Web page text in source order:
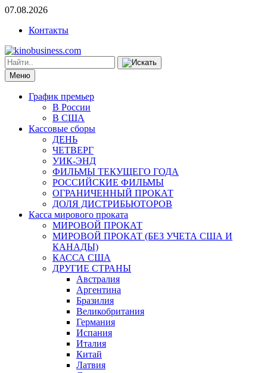
07.08.2026
Контакты
Меню
График премьер
В России
В США
Кассовые сборы
ДЕНЬ
ЧЕТВЕРГ
УИК-ЭНД
ФИЛЬМЫ ТЕКУЩЕГО ГОДА
РОССИЙСКИЕ ФИЛЬМЫ
ОГРАНИЧЕННЫЙ ПРОКАТ
ДОЛЯ ДИСТРИБЬЮТОРОВ
Касса мирового проката
МИРОВОЙ ПРОКАТ
МИРОВОЙ ПРОКАТ (БЕЗ УЧЕТА США И
КАНАДЫ)
КАССА США
ДРУГИЕ СТРАНЫ
Австралия
Аргентина
Бразилия
Великобритания
Германия
Испания
Италия
Китай
Латвия